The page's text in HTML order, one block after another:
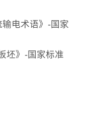
电术语》-国家
坯》-国家标准